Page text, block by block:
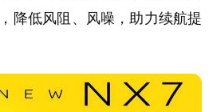
降低风阻、风噪，助力续航提